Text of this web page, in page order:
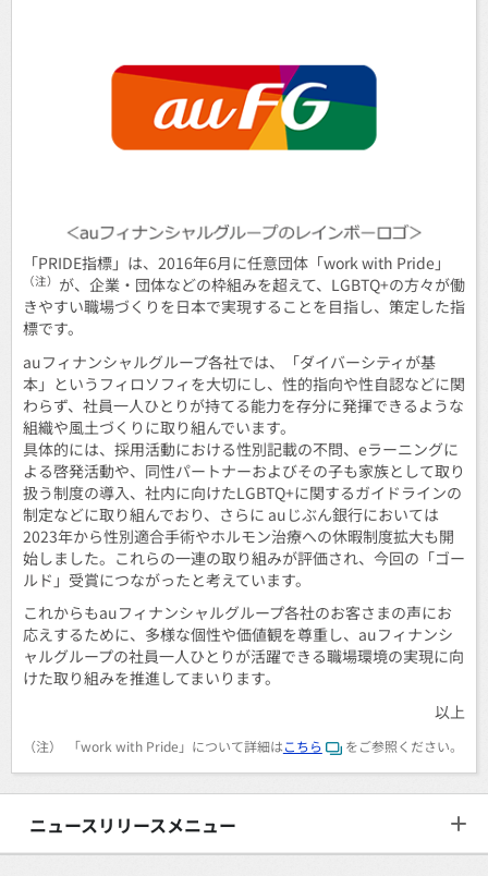
「PRIDE指標」は、2016年6月に任意団体「work with Pride」
（注） が、企業・団体などの枠組みを超えて、LGBTQ+の方々が働
きやすい職場づくりを日本で実現することを目指し、策定した指
標です。
auフィナンシャルグループ各社では、「ダイバーシティが基
本」というフィロソフィを大切にし、性的指向や性自認などに関
わらず、社員一人ひとりが持てる能力を存分に発揮できるような
組織や風土づくりに取り組んでいます。
具体的には、採用活動における性別記載の不問、eラーニングに
よる啓発活動や、同性パートナーおよびその子も家族として取り
扱う制度の導入、社内に向けたLGBTQ+に関するガイドラインの
制定などに取り組んでおり、さらに auじぶん銀行においては
2023年から性別適合手術やホルモン治療への休暇制度拡大も開
始しました。これらの一連の取り組みが評価され、今回の「ゴー
ルド」受賞につながったと考えています。
これからもauフィナンシャルグループ各社のお客さまの声にお
応えするために、多様な個性や価値観を尊重し、auフィナンシ
ャルグループの社員一人ひとりが活躍できる職場環境の実現に向
けた取り組みを推進してまいります。
以上
（注） 「work with Pride」について詳細はこちら をご参照ください。
ニュースリリースメニュー